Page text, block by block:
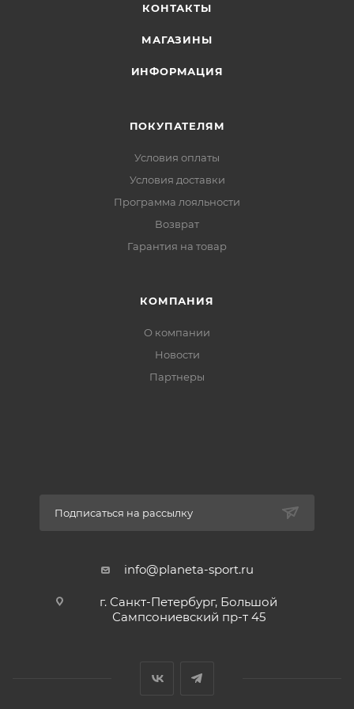
КОНТАКТЫ
МАГАЗИНЫ
ИНФОРМАЦИЯ
ПОКУПАТЕЛЯМ
Условия оплаты
Условия доставки
Программа лояльности
Возврат
Гарантия на товар
КОМПАНИЯ
О компании
Новости
Партнеры
Подписаться на рассылку
info@planeta-sport.ru
г. Санкт-Петербург, Большой
Сампсониевский пр-т 45